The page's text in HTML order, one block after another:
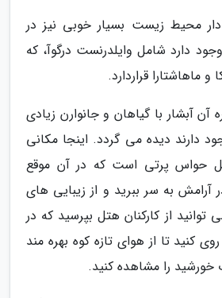
محیط زیست بسیار خوبی نیز در
دارد شامل وایلدرنست درگوآ، که
و ماهاشتارا قراردارد.
آن آبشار با گیاهان و جانوارن زیادی
دارند دیده می گردد. اینجا مکانی
حواس پرتی است که در آن موقع
آرامش به سر ببرید و از زیبایی های
از کارکنان هتل بپرسید که در
کنید تا از هوای تازه کوه بهره مند
را مشاهده کنید.